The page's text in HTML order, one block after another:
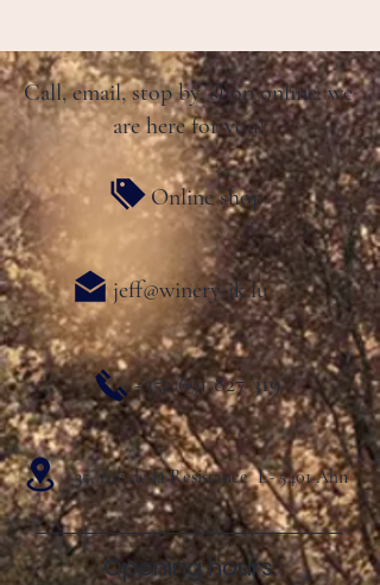
Call, email, stop by, shop online: we
are here for you!
Online shop
jeff@winery-jk.lu
+352 691 827 319
35, rue de la Resistance L- 5401 Ahn
Opening hours: